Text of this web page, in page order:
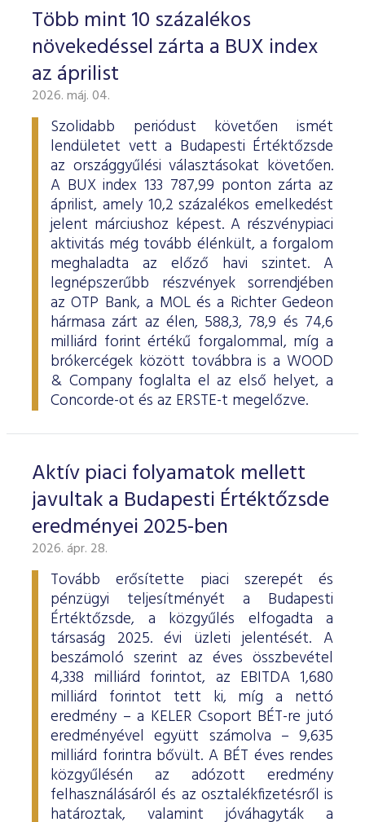
Több mint 10 százalékos
növekedéssel zárta a BUX index
az áprilist
2026. máj. 04.
Szolidabb periódust követően ismét
lendületet vett a Budapesti Értéktőzsde
az országgyűlési választásokat követően.
A BUX index 133 787,99 ponton zárta az
áprilist, amely 10,2 százalékos emelkedést
jelent márciushoz képest. A részvénypiaci
aktivitás még tovább élénkült, a forgalom
meghaladta az előző havi szintet. A
legnépszerűbb részvények sorrendjében
az OTP Bank, a MOL és a Richter Gedeon
hármasa zárt az élen, 588,3, 78,9 és 74,6
milliárd forint értékű forgalommal, míg a
brókercégek között továbbra is a WOOD
& Company foglalta el az első helyet, a
Concorde-ot és az ERSTE-t megelőzve.
Aktív piaci folyamatok mellett
javultak a Budapesti Értéktőzsde
eredményei 2025-ben
2026. ápr. 28.
Tovább erősítette piaci szerepét és
pénzügyi teljesítményét a Budapesti
Értéktőzsde, a közgyűlés elfogadta a
társaság 2025. évi üzleti jelentését. A
beszámoló szerint az éves összbevétel
4,338 milliárd forintot, az EBITDA 1,680
milliárd forintot tett ki, míg a nettó
eredmény – a KELER Csoport BÉT-re jutó
eredményével együtt számolva – 9,635
milliárd forintra bővült. A BÉT éves rendes
közgyűlésén az adózott eredmény
felhasználásáról és az osztalékfizetésről is
határoztak, valamint jóváhagyták a